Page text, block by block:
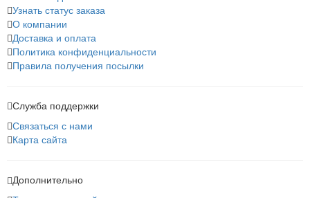
Узнать статус заказа
О компании
Доставка и оплата
Политика конфиденциальности
Правила получения посылки
Служба поддержки
Связаться с нами
Карта сайта
Дополнительно